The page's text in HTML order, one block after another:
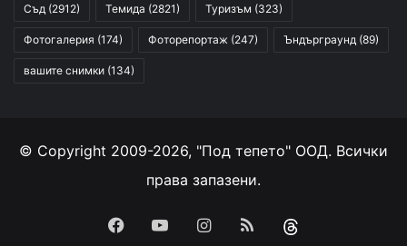
Съд (2912) Темида (2821) Туризъм (323)
Фотогалерия (174) Фоторепортаж (247) Ъндърграунд (89)
вашите снимки (134)
© Copyright 2009-2026, "Под тепето" ООД. Всички
права запазени.
Facebook
YouTubeInstagram
RSS